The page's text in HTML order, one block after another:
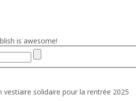
is awesome!
vestiaire solidaire pour la rentrée 2025